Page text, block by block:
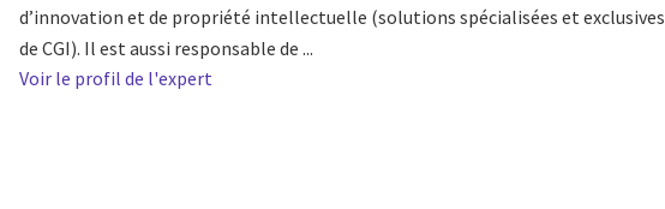
d’innovation et de propriété intellectuelle (solutions spécialisées et exclusives
de CGI). Il est aussi responsable de ...
Voir le profil de l'expert